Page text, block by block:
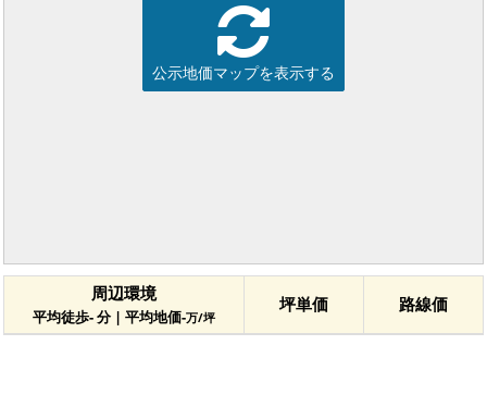
公示地価マップを表示する
周辺環境
平均徒歩- 分 | 平均地価-万/坪
坪単価 路線価